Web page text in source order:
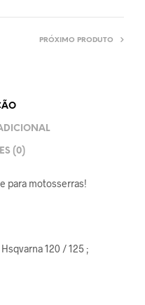
PRÓXIMO PRODUTO
(0)
para motosserras!
120 / 125 ;